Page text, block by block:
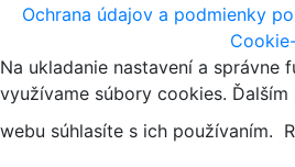
Ochrana údajov a podmienky
Na ukladanie nastavení a správne
využívame súbory cookies. Ďalším
webu súhlasíte s ich používaním.